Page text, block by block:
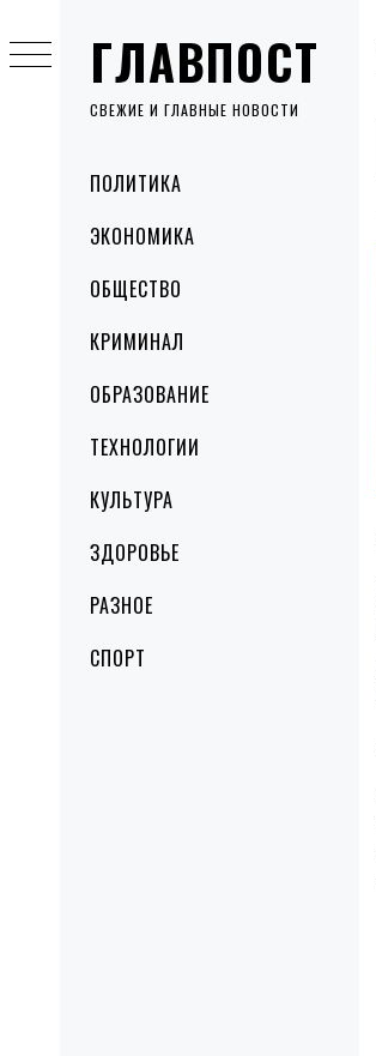
ГЛАВПОСТ
СВЕЖИЕ И ГЛАВНЫЕ НОВОСТИ
MenuПОЛИТИКА
ЭКОНОМИКА
ОБЩЕСТВО
КРИМИНАЛ
ОБРАЗОВАНИЕ
ТЕХНОЛОГИИ
КУЛЬТУРА
ЗДОРОВЬЕ
РАЗНОЕ
СПОРТ
to
content